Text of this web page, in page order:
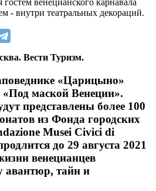
венецианского карнавала
- внутри театральных декораций.
Вести Туризм.
«Царицыно»
«Под маской Венеции».
представлены более 100
из Фонда городских
Musei Civici di
до 29 августа 2021
венецианцев
авантюр, тайн и